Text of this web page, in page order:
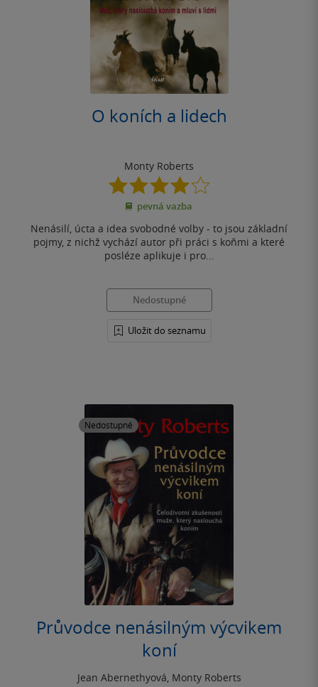
O koních a lidech
Monty Roberts
4.0
z
5
pevná vazba
Nenásilí, úcta a idea svobodné volby - to jsou základní
pojmy, z nichž vychází autor při práci s koňmi a které
posléze aplikuje i pro...
Nedostupné
Uložit do seznamu
Nedostupné
Průvodce nenásilným výcvikem
koní
Jean Abernethyová, Monty Roberts